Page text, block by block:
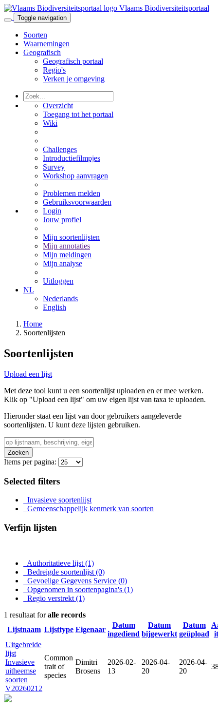
Vlaams Biodiversiteitsportaal
Toggle navigation
Soorten
Waarnemingen
Geografisch
Geografisch portaal
Regio's
Verken je omgeving
Overzicht
Toegang tot het portaal
Wiki
Challenges
Introductiefilmpjes
Survey
Workshop aanvragen
Problemen melden
Gebruiksvoorwaarden
Login
Jouw profiel
Mijn soortenlijsten
Mijn annotaties
Mijn meldingen
Mijn analyse
Uitloggen
NL
Nederlands
English
Home
Soortenlijsten
Soortenlijsten
Upload een lijst
Met deze tool kunt u een soortenlijst uploaden en er mee werken.
Klik op "Upload een lijst" om uw eigen lijst van taxa te uploaden.
Hieronder staat een lijst van door gebruikers aangeleverde
soortenlijsten. U kunt deze lijsten gebruiken.
Zoeken
Items per pagina:
Selected filters
Invasieve soortenlijst
Gemeenschappelijk kenmerk van soorten
Verfijn lijsten
Authoritatieve lijst (1)
Bedreigde soortenlijst (0)
Gevoelige Gegevens Service (0)
Opgenomen in soortenpagina's (1)
Regio verstrekt (1)
1 resultaat foralle records
Lijstnaam Lijsttype Eigenaar
Datum
ingediend
Datum
bijgewerkt
Datum
geüpload
Uitgebreide
lijst
Invasieve
uitheemse
soorten
V20260212
Common
trait of
species
Dimitri
Brosens
2026-02-
13
2026-04-
20
2026-04-
20